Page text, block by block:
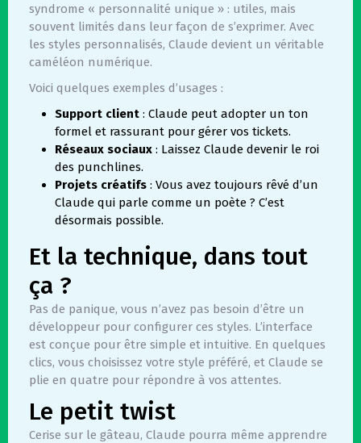
syndrome « personnalité unique » : utiles, mais
souvent limités dans leur façon de s’exprimer. Avec
les styles personnalisés, Claude devient un véritable
caméléon numérique.
Voici quelques exemples d’usages :
Support client : Claude peut adopter un ton
formel et rassurant pour gérer vos tickets.
Réseaux sociaux : Laissez Claude devenir le roi
des punchlines.
Projets créatifs : Vous avez toujours rêvé d’un
Claude qui parle comme un poète ? C’est
désormais possible.
Et la technique, dans tout
ça ?
Pas de panique, vous n’avez pas besoin d’être un
développeur pour configurer ces styles. L’interface
est conçue pour être simple et intuitive. En quelques
clics, vous choisissez votre style préféré, et Claude se
plie en quatre pour répondre à vos attentes.
Le petit twist
Cerise sur le gâteau, Claude pourra même apprendre